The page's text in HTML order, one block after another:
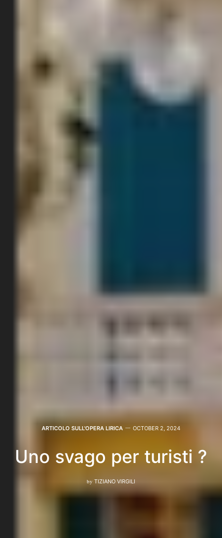
ARTICOLO SULL'OPERA LIRICA OCTOBER 2, 2024
Uno svago per turisti ?
by TIZIANO VIRGILI